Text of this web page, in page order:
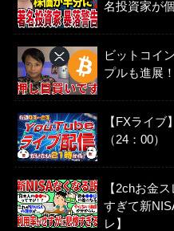
名投資家が
ビットコイ
プルも進展！
【FXライブ
（24：00）
【2chお金
すぎて新
レ】